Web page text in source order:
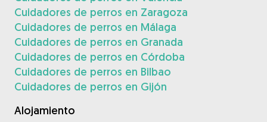
Cuidadores de perros en Zaragoza
Cuidadores de perros en Málaga
Cuidadores de perros en Granada
Cuidadores de perros en Córdoba
Cuidadores de perros en Bilbao
Cuidadores de perros en Gijón
Alojamiento